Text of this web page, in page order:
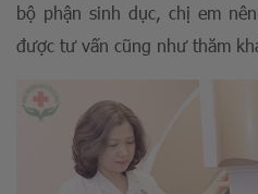
bộ phận sinh dục, chị em
được tư vấn cũng như thăm